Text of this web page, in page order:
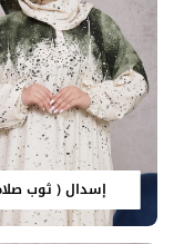
إسدال ( ثوب